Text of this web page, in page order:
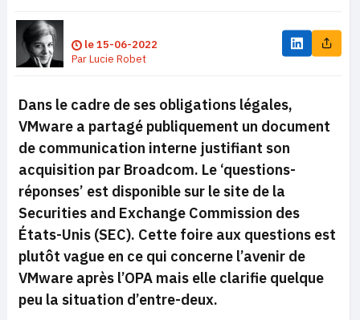
le15-06-2022
ParLucie Robet
Dans le cadre de ses obligations légales,
VMware a partagé publiquement un document
de communication interne justifiant son
acquisition par Broadcom. Le ‘questions-
réponses’ est disponible sur le site de la
Securities and Exchange Commission des
États-Unis (SEC). Cette foire aux questions est
plutôt vague en ce qui concerne l’avenir de
VMware après l’OPA mais elle clarifie quelque
peu la situation d’entre-deux.